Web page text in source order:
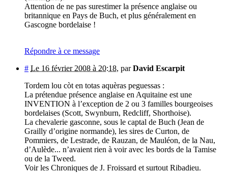
Attention de ne pas surestimer la présence anglaise ou
britannique en Pays de Buch, et plus généralement en
Gascogne bordelaise !
Répondre à ce message
# Le 16 février 2008 à 20:18, parDavid Escarpit
Tordem lou còt en totas aquèras peguessas :
La prétendue présence anglaise en Aquitaine est une
INVENTION à l’exception de 2 ou 3 familles bourgeoises
bordelaises (Scott, Swynburn, Redcliff, Shorthoise).
La chevalerie gasconne, sous le captal de Buch (Jean de
Grailly d’origine normande), les sires de Curton, de
Pommiers, de Lestrade, de Rauzan, de Mauléon, de la Nau,
d’Aulède... n’avaient rien à voir avec les bords de la Tamise
ou de la Tweed.
Voir les Chroniques de J. Froissard et surtout Ribadieu.